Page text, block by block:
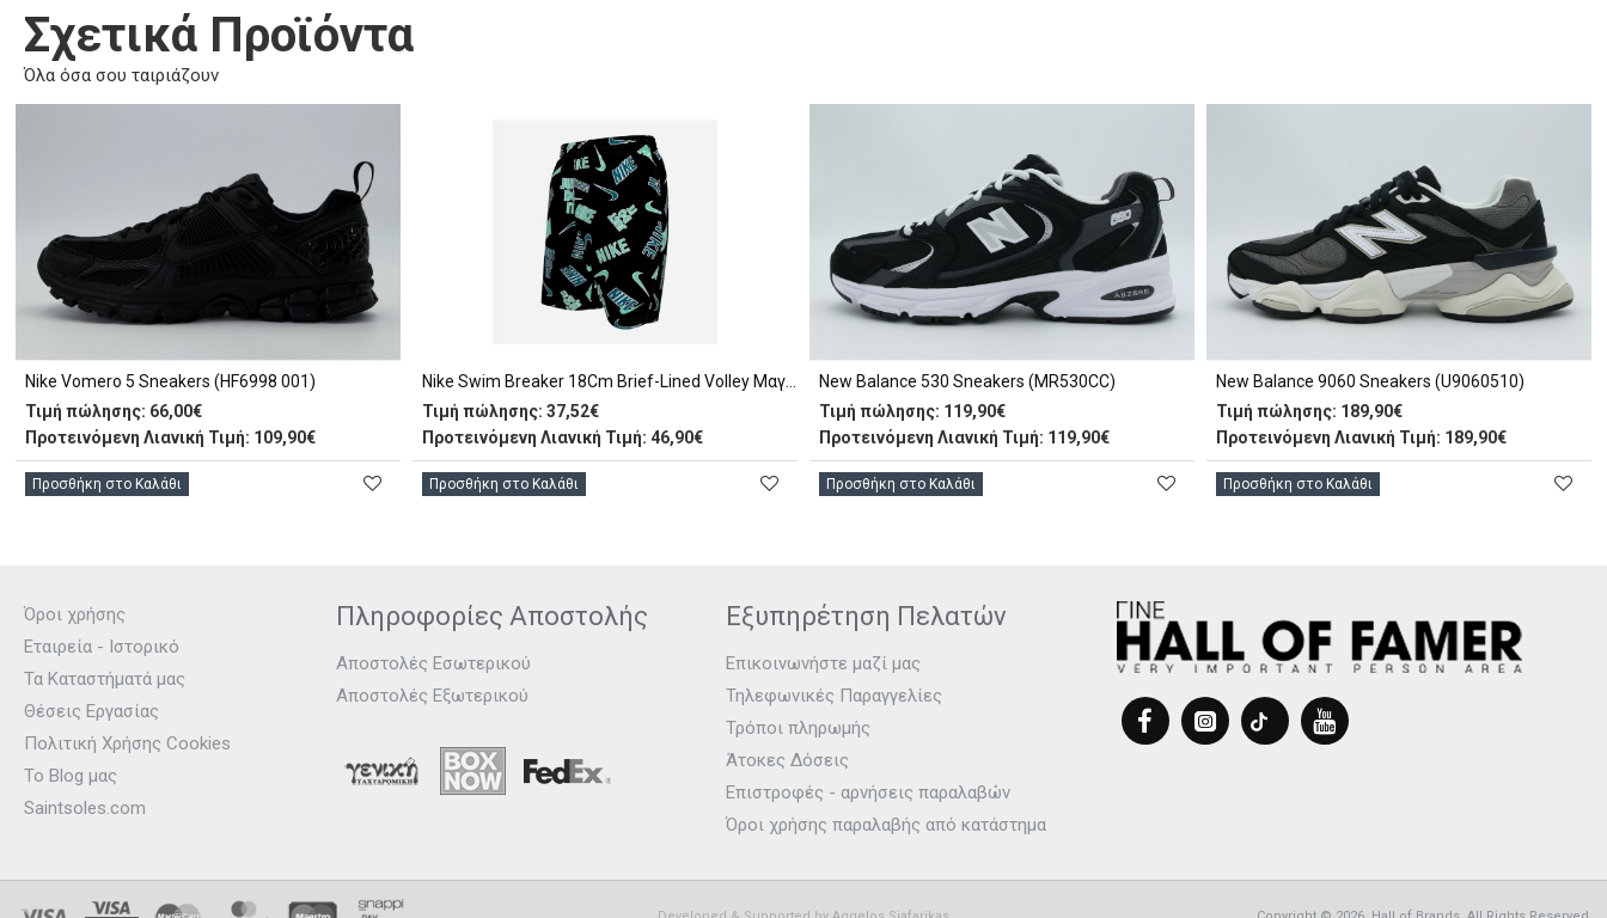
Σχετικά Προϊόντα
Όλα όσα σου ταιριάζουν
Nike Vomero 5 Sneakers (HF6998 001)
Τιμή πώλησης: 66,00€
Προτεινόμενη Λιανική Τιμή: 109,90€
Προσθήκη στο Καλάθι
Τιμή πώλησης: 37,52€
Προτεινόμενη Λιανική Τιμή: 46,90€
Προσθήκη στο Καλάθι
New Balance 530 Sneakers (MR530CC)
Τιμή πώλησης: 119,90€
Προτεινόμενη Λιανική Τιμή: 119,90€
Προσθήκη στο Καλάθι
New Balance 9060 Sneakers (U9060510)
Τιμή πώλησης: 189,90€
Προτεινόμενη Λιανική Τιμή: 189,90€
Προσθήκη στο Καλάθι
Όροι χρήσης
Εταιρεία - Ιστορικό
Τα Καταστήματά μας
Θέσεις Εργασίας
Πολιτική Χρήσης Cookies
Το Blog μας
Saintsoles.com
Πληροφορίες Αποστολής
Αποστολές Εσωτερικού
Αποστολές Εξωτερικού
Εξυπηρέτηση Πελατών
Επικοινωνήστε μαζί μας
Τηλεφωνικές Παραγγελίες
Τρόποι πληρωμής
Άτοκες Δόσεις
Επιστροφές - αρνήσεις παραλαβών
Όροι χρήσης παραλαβής από κατάστημα